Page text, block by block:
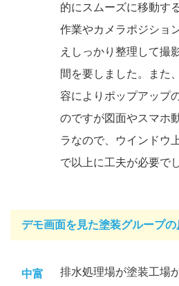
的にスムーズに移動す
作業やカメラポジショ
えしっかり整理して撮
間を要しました。また
容によりポップアップ
のですが図面やスマホ
ラなので、ウインドウ
で以上に工夫が必要で
デモ画面を見た塗装グループ
中富
排水処理場が塗装工場